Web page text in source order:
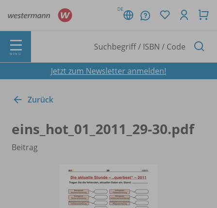
DE
MENÜ
Jetzt zum Newsletter anmelden!
Zurück
eins_ hot_ 01_ 2011_ 29-30.pdf
Beitrag